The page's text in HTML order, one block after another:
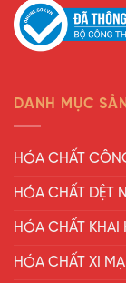
DANH MỤC
HÓA CHẤT
HÓA CHẤT DỆT
HÓA CHẤT KHAI
HÓA CHẤT XI MẠ